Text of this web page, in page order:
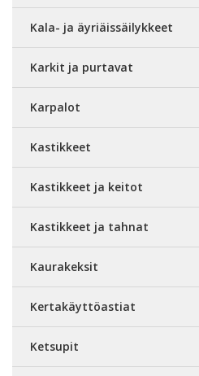
Kala- ja äyriäissäilykkeet
Karkit ja purtavat
Karpalot
Kastikkeet
Kastikkeet ja keitot
Kastikkeet ja tahnat
Kaurakeksit
Kertakäyttöastiat
Ketsupit